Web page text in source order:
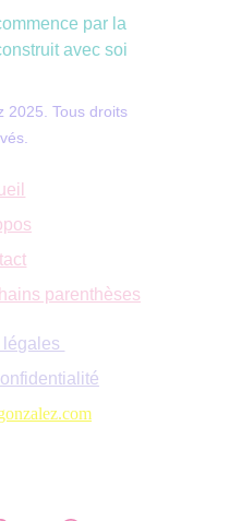
par la
avec soi
2025. Tous droits
parenthèses
légales